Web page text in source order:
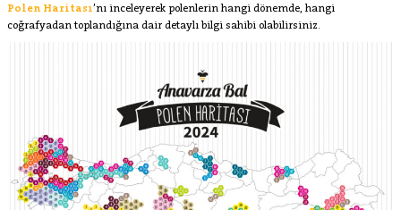
Polen Haritası’nı inceleyerek polenlerin hangi dönemde, hangi
coğrafyadan toplandığına dair detaylı bilgi sahibi olabilirsiniz.